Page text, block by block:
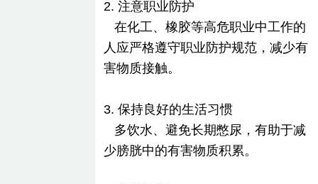
2. 注意职业防护
在化工、橡胶等高危职业中工作的
人应严格遵守职业防护规范，减少有
害物质接触。
3. 保持良好的生活习惯
多饮水、避免长期憋尿，有助于减
少膀胱中的有害物质积累。